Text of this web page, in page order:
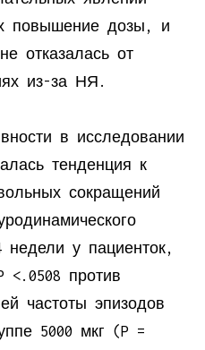
повышение дозы, и
отказалась от
из-за НЯ.
в исследовании
тенденция к
сокращений
недели у пациенток,
<.0508 против
частоты эпизодов
5000 мкг (P =